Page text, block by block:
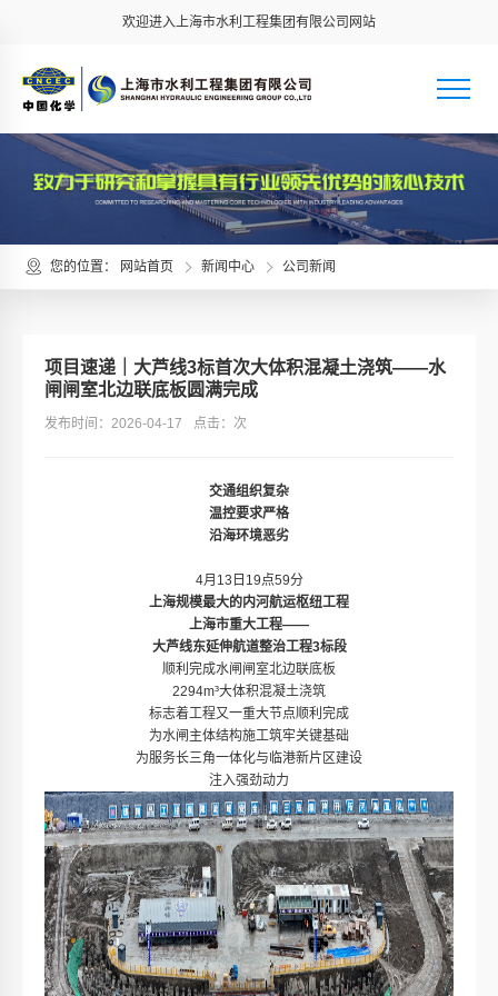
欢迎进入上海市水利工程集团有限公司网站
您的位置： 网站首页 新闻中心 公司新闻
项目速递｜大芦线3标首次大体积混凝土浇筑——水
闸闸室北边联底板圆满完成
发布时间：2026-04-17 点击： 次
交通组织复杂
温控要求严格
沿海环境恶劣
4月13日19点59分
上海规模最大的内河航运枢纽工程
上海市重大工程——
大芦线东延伸航道整治工程3标段
顺利完成水闸闸室北边联底板
2294m³大体积混凝土浇筑
标志着工程又一重大节点顺利完成
为水闸主体结构施工筑牢关键基础
为服务长三角一体化与临港新片区建设
注入强劲动力